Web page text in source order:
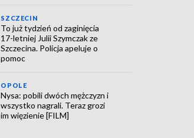
SZCZECIN
To już tydzień od zaginięcia
17-letniej Julii Szymczak ze
Szczecina. Policja apeluje o
pomoc
OPOLE
Nysa: pobili dwóch mężczyzn i
wszystko nagrali. Teraz grozi
im więzienie [FILM]